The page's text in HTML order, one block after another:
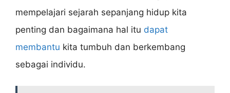
mempelajari sejarah sepanjang hidup kita
penting dan bagaimana hal itu dapat
membantu kita tumbuh dan berkembang
sebagai individu.